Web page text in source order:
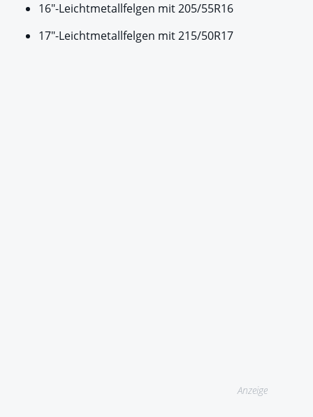
16"-Leichtmetallfelgen mit 205/55R16
17"-Leichtmetallfelgen mit 215/50R17
Anzeige